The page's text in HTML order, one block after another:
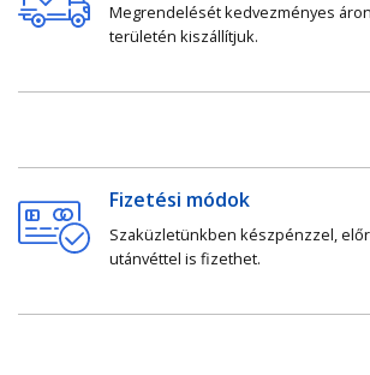
Megrendelését kedvezményes
területén kiszállítjuk.
Fizetési módok
Szaküzletünkben készpénzzel,
utánvéttel is fizethet.